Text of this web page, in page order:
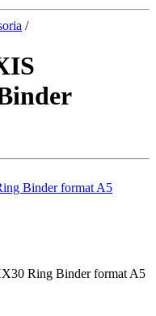
/
Ring Binder format A5